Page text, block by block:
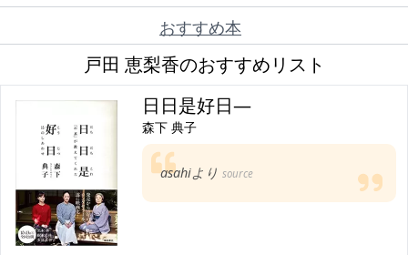
おすすめ本
戸田 恵梨香のおすすめリスト
日日是好日―
森下 典子
asahiよりsource